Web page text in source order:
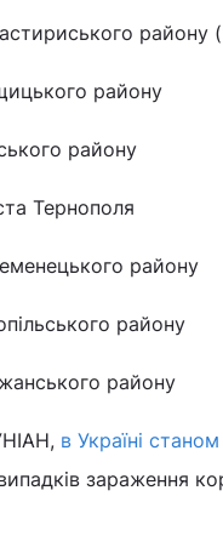
району
району
району
Тернополя
району
району
району
в Україні станом
зараження